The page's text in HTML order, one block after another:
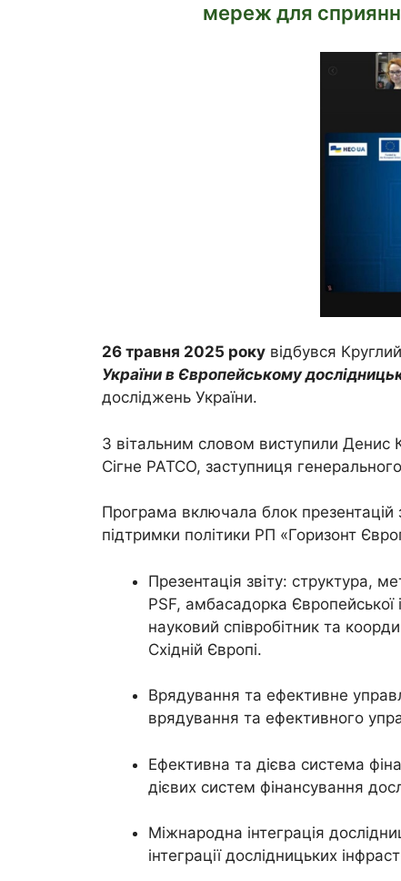
мереж для
26 травня 2025 року відбувся
України в Європейському дослідниць
досліджень України.
З вітальним словом виступили Денис
Сігне РАТСО, заступниця
Програма включала блок презентацій
підтримки політики РП «Горизонт
Презентація звіту: структура,
PSF, амбасадорка
науковий співробітник та
Східній Європі.
Врядування та ефективне
врядування та ефективного
Ефективна та дієва система
дієвих систем фінансування
Міжнародна інтеграція
інтеграції дослідницьких